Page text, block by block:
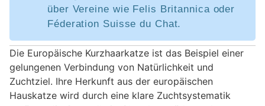
über Vereine wie Felis Britannica oder
Féderation Suisse du Chat.
Die Europäische Kurzhaarkatze ist das Beispiel einer
gelungenen Verbindung von Natürlichkeit und
Zuchtziel. Ihre Herkunft aus der europäischen
Hauskatze wird durch eine klare Zuchtsystematik